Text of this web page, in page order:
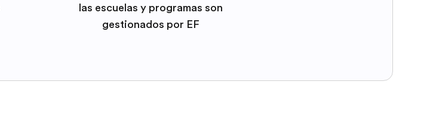
las escuelas y programas son
gestionados por EF